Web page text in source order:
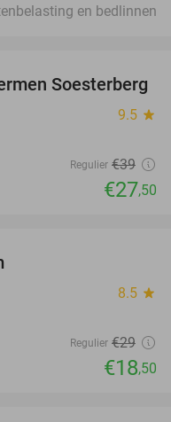
en bedlinnen
29%
Soesterberg
9.5 star
Regulier €39
€27,50
8.5 star
Regulier €29
€18,50